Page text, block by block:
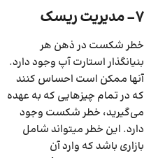
۷- مدیریت ریسک
خطر شکست در ذهن هر
بنیانگذار استارت آپ وجود دارد.
آنها ممکن است احساس کنند
که در تمام چیزهایی که به عهده
می‌گیرید، خطر شکست وجود
دارد. این خطر می­تواند شامل
بازاری باشد که وارد آن